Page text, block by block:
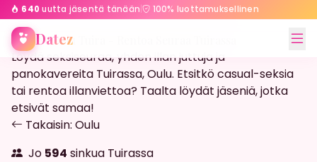
640 uutta jäsentä tänään | 100% luottamuksellinen
Datez
EtusivuOuluTuira
Streffit Oulu Tuira - Rentoa Seuraa Tuirassa
Löydä seksiseuraa, yhden illan juttuja ja
panokavereita Tuirassa, Oulu. Etsitkö casual-seksia
tai rentoa illanviettoa? Taalta löydät jäseniä, jotka
etsivät samaa!
Takaisin: Oulu
Jo 594 sinkua Tuirassa